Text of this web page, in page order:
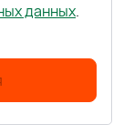
данных.